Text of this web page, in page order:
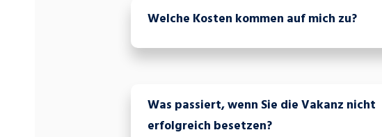
Welche Kosten kommen auf mich zu?
Was passiert, wenn Sie die Vakanz nicht
erfolgreich besetzen?